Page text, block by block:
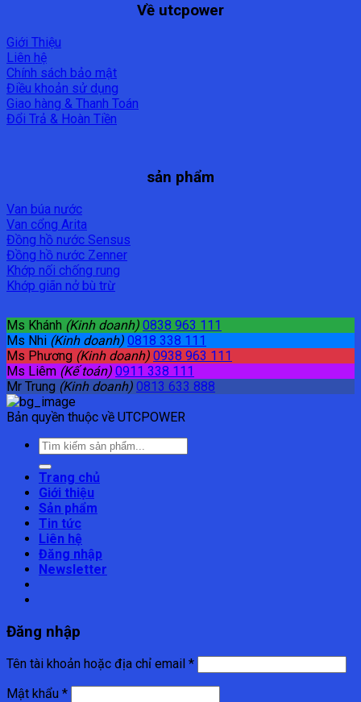
Về utcpower
Giới Thiệu
Liên hệ
Chính sách bảo mật
Điều khoản sử dụng
Giao hàng & Thanh Toán
Đổi Trả & Hoàn Tiền
sản phẩm
Van búa nước
Van cổng Arita
Đồng hồ nước Sensus
Đồng hồ nước Zenner
Khớp nối chống rung
Khớp giãn nở bù trừ
Ms Khánh (Kinh doanh) 0838 963 111
Ms Nhi (Kinh doanh) 0818 338 111
Ms Phương (Kinh doanh) 0938 963 111
Ms Liêm (Kế toán) 0911 338 111
Mr Trung (Kinh doanh) 0813 633 888
Bản quyền thuộc về UTCPOWER
Tìm
kiếm:
Trang chủ
Giới thiệu
Sản phẩm
Tin tức
Liên hệ
Đăng nhập
Newsletter
Đăng nhập
Tên tài khoản hoặc địa chỉ email *
Mật khẩu *